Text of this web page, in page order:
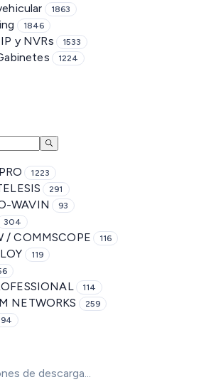
1863
1846
y NVRs 1533
1224
1223
291
WAVIN 93
304
/ COMMSCOPE 116
119
114
NETWORKS 259
de descarga...